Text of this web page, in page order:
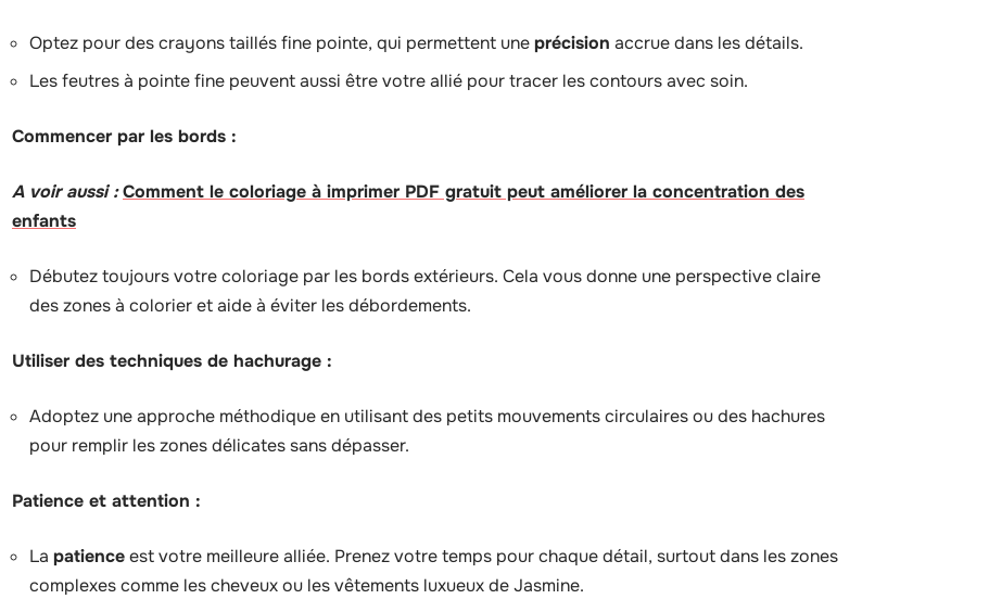
Optez pour des crayons taillés fine pointe, qui permettent uneprécision accrue dans les détails.
Les feutres à pointe fine peuvent aussi être votre allié pour tracer les contours avec soin.
Commencer par les bords :
A voir aussi :Comment le coloriage à imprimer PDF gratuit peut améliorer la concentration des
enfants
Débutez toujours votre coloriage par les bords extérieurs. Cela vous donne une perspective claire
des zones à colorier et aide à éviter les débordements.
Utiliser des techniques de hachurage :
Adoptez une approche méthodique en utilisant des petits mouvements circulaires ou des hachures
pour remplir les zones délicates sans dépasser.
Patience et attention :
La patienceest votre meilleure alliée. Prenez votre temps pour chaque détail, surtout dans les zones
complexes comme les cheveux ou les vêtements luxueux de Jasmine.